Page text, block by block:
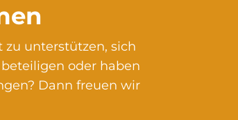
zu unterstützen, sich
oder haben
Dann freuen wir